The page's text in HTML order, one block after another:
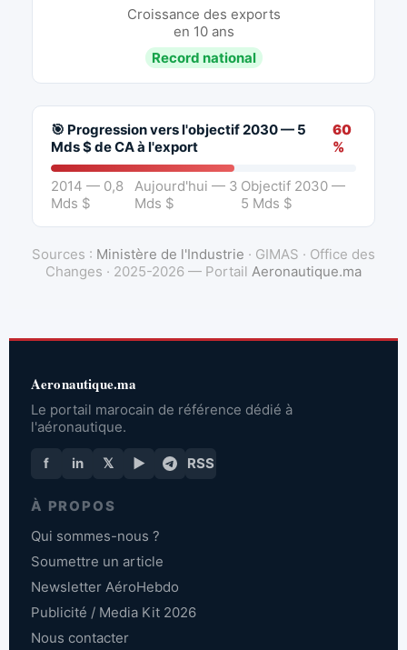
Croissance des exports
en 10 ans
Record national
🎯 Progression vers l'objectif 2030 — 5
Mds $ de CA à l'export
60
%
2014 — 0,8
Mds $
Aujourd'hui — 3
Mds $
Objectif 2030 —
5 Mds $
Sources : Ministère de l'Industrie · GIMAS · Office des
Changes · 2025-2026 — Portail Aeronautique.ma
Aeronautique.ma
Le portail marocain de référence dédié à
l'aéronautique.
f in 𝕏 ▶ RSS
À PROPOS
Qui sommes-nous ?
Soumettre un article
Newsletter AéroHebdo
Publicité / Media Kit 2026
Nous contacter